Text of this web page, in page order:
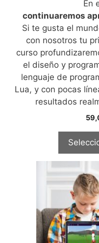
En
continuaremos
Si te gusta el
con nosotros tu
curso
el diseño y
lenguaje de
Lua, y con pocas
resultados